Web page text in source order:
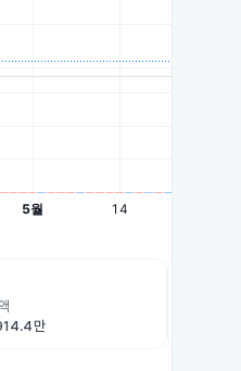
만